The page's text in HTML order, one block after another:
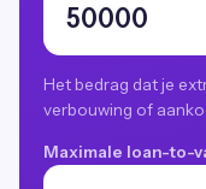
Het bedrag dat je
verbouwing of
Maximale loan-to-